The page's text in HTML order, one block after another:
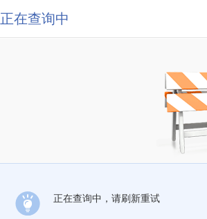
正在查询中
正在查询中，请刷新重试